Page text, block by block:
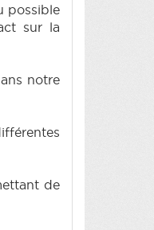
possible
sur la
notre
de